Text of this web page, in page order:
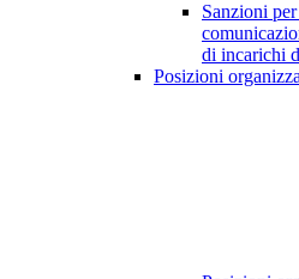
Sanzioni
di incarichi
Posizioni